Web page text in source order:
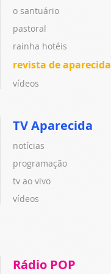
o santuário
pastoral
rainha hotéis
revista de aparecida
vídeos
TV Aparecida
notícias
programação
tv ao vivo
vídeos
Rádio POP